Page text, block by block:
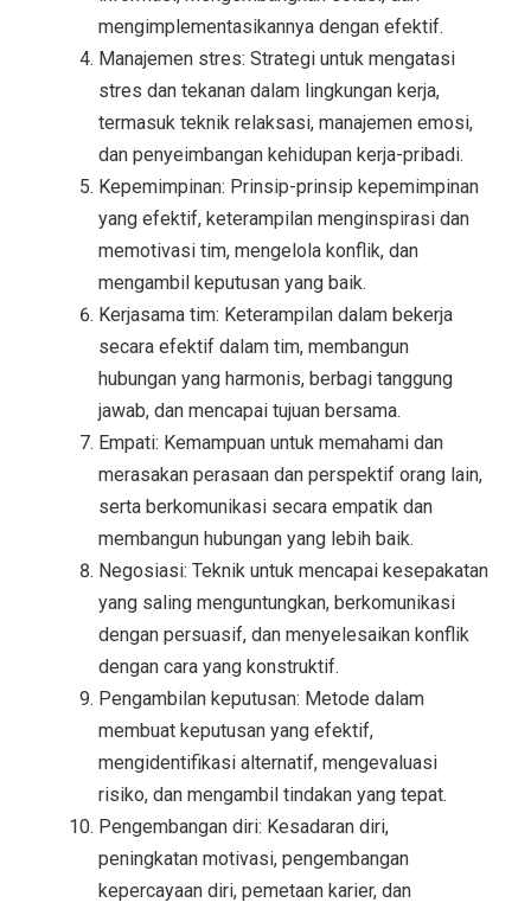
mengimplementasikannya dengan efektif.
Manajemen stres: Strategi untuk mengatasi
stres dan tekanan dalam lingkungan kerja,
termasuk teknik relaksasi, manajemen emosi,
dan penyeimbangan kehidupan kerja-pribadi.
Kepemimpinan: Prinsip-prinsip kepemimpinan
yang efektif, keterampilan menginspirasi dan
memotivasi tim, mengelola konflik, dan
mengambil keputusan yang baik.
Kerjasama tim: Keterampilan dalam bekerja
secara efektif dalam tim, membangun
hubungan yang harmonis, berbagi tanggung
jawab, dan mencapai tujuan bersama.
Empati: Kemampuan untuk memahami dan
merasakan perasaan dan perspektif orang lain,
serta berkomunikasi secara empatik dan
membangun hubungan yang lebih baik.
Negosiasi: Teknik untuk mencapai kesepakatan
yang saling menguntungkan, berkomunikasi
dengan persuasif, dan menyelesaikan konflik
dengan cara yang konstruktif.
Pengambilan keputusan: Metode dalam
membuat keputusan yang efektif,
mengidentifikasi alternatif, mengevaluasi
risiko, dan mengambil tindakan yang tepat.
Pengembangan diri: Kesadaran diri,
peningkatan motivasi, pengembangan
kepercayaan diri, pemetaan karier, dan